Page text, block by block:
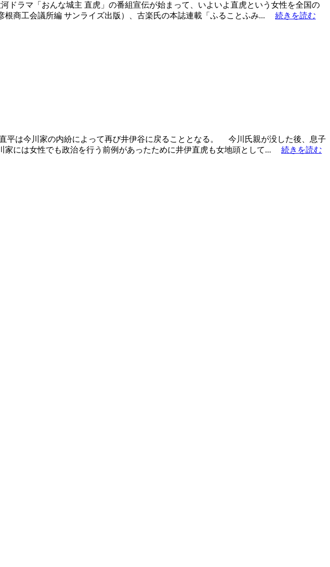
ラマ「おんな城主 直虎」の番組宣伝が始まって、いよいよ直虎という女性を全国の
根商工会議所編 サンライズ出版）、古楽氏の本誌連載「ふることふみ... 続きを読む
は今川家の内紛によって再び井伊谷に戻ることとなる。 今川氏親が没した後、息子
家には女性でも政治を行う前例があったために井伊直虎も女地頭として... 続きを読む